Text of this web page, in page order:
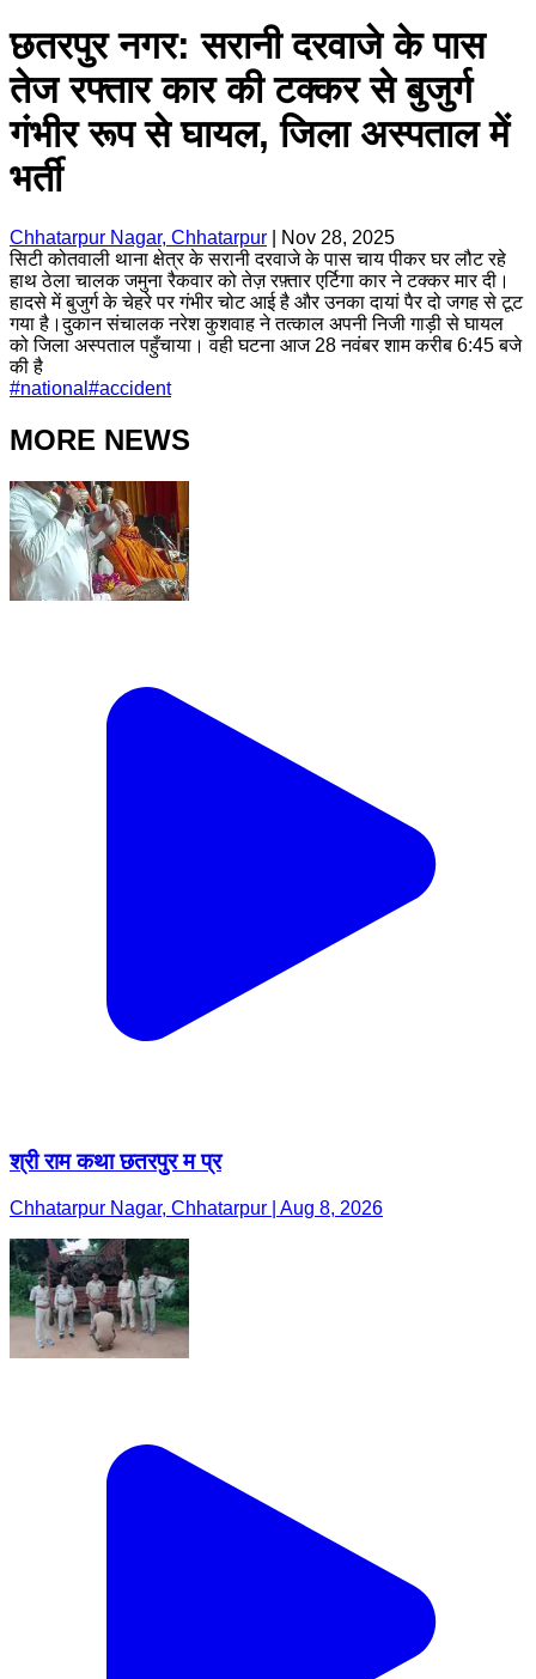
छतरपुर नगर: सरानी दरवाजे के पास
तेज रफ्तार कार की टक्कर से बुजुर्ग
गंभीर रूप से घायल, जिला अस्पताल में
भर्ती
Chhatarpur Nagar, Chhatarpur
Nov 28, 2025
सिटी कोतवाली थाना क्षेत्र के सरानी दरवाजे के पास चाय पीकर घर लौट रहे
हाथ ठेला चालक जमुना रैकवार को तेज़ रफ़्तार एर्टिगा कार ने टक्कर मार दी।
हादसे में बुजुर्ग के चेहरे पर गंभीर चोट आई है और उनका दायां पैर दो जगह से टूट
गया है।दुकान संचालक नरेश कुशवाह ने तत्काल अपनी निजी गाड़ी से घायल
को जिला अस्पताल पहुँचाया। वही घटना आज 28 नवंबर शाम करीब 6:45 बजे
की है
#national #accident
MORE NEWS
श्री राम कथा छतरपुर म प्र
Chhatarpur Nagar, Chhatarpur | Aug 8, 2026